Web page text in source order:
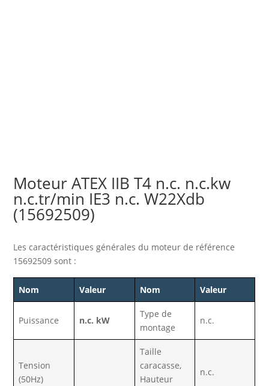
Moteur ATEX IIB T4 n.c. n.c.kw
n.c.tr/min IE3 n.c. W22Xdb
(15692509)
Les caractéristiques générales du moteur de référence
15692509 sont :
Nom Valeur Nom Valeur
Puissance n.c. kW
Type de
montage
n.c.
Tension
(50Hz)
Taille
caracasse,
Hauteur
n.c.